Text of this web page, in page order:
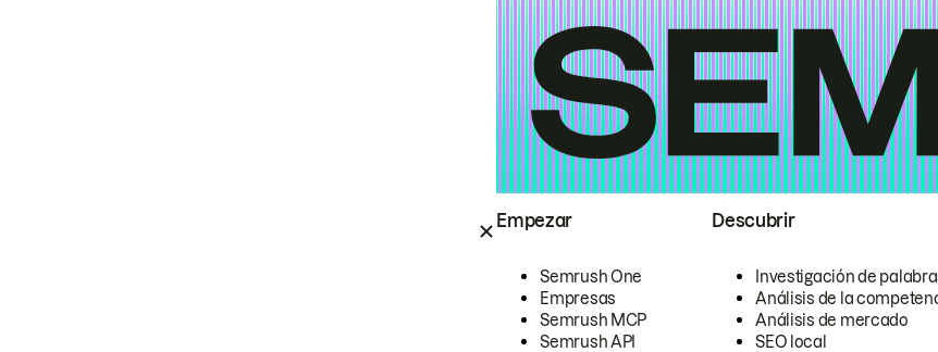
Empezar
Semrush One
Empresas
Semrush MCP
Semrush API
Descubrir
Investigación de
Análisis de la
Análisis de mercado
SEO local